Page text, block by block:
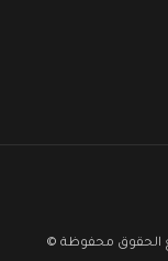
الحقوق محفوظة ©